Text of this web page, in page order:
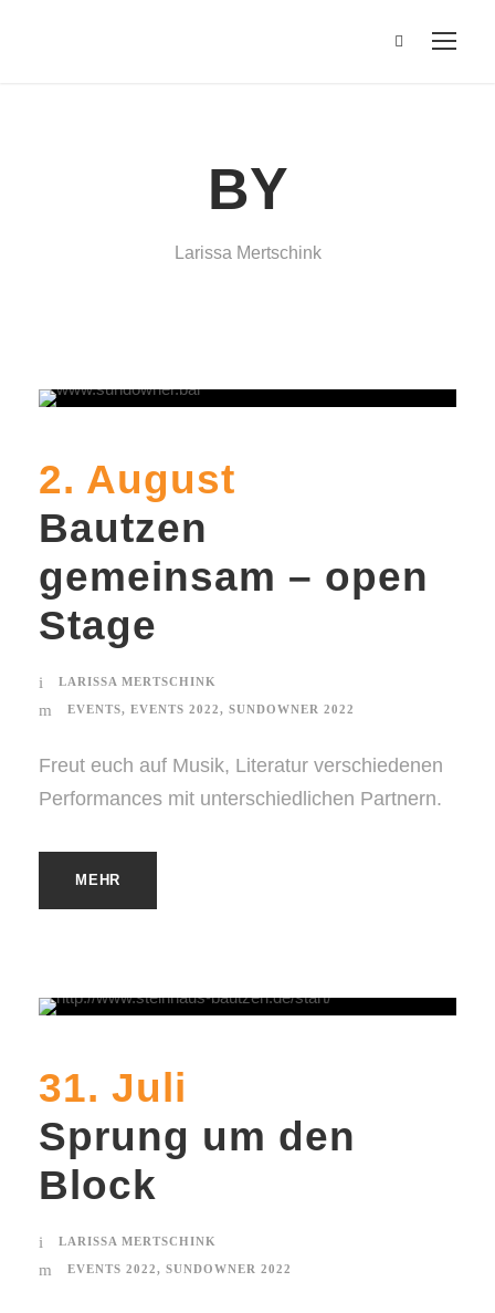
BY
Larissa Mertschink
2. August
Bautzen
gemeinsam – open
Stage
LARISSA MERTSCHINK
EVENTS, EVENTS 2022, SUNDOWNER 2022
Freut euch auf Musik, Literatur verschiedenen
Performances mit unterschiedlichen Partnern.
MEHR
31. Juli
Sprung um den
Block
LARISSA MERTSCHINK
EVENTS 2022, SUNDOWNER 2022